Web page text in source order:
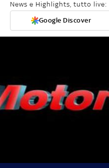
News e Highlights, tutto live:
Google Discover